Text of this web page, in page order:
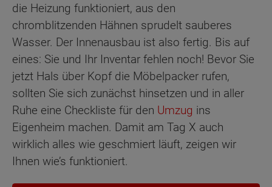
die Heizung funktioniert, aus den
chromblitzenden Hähnen sprudelt sauberes
Wasser. Der Innenausbau ist also fertig. Bis auf
eines: Sie und Ihr Inventar fehlen noch! Bevor Sie
jetzt Hals über Kopf die Möbelpacker rufen,
sollten Sie sich zunächst hinsetzen und in aller
Ruhe eine Checkliste für den Umzug ins
Eigenheim machen. Damit am Tag X auch
wirklich alles wie geschmiert läuft, zeigen wir
Ihnen wie’s funktioniert.